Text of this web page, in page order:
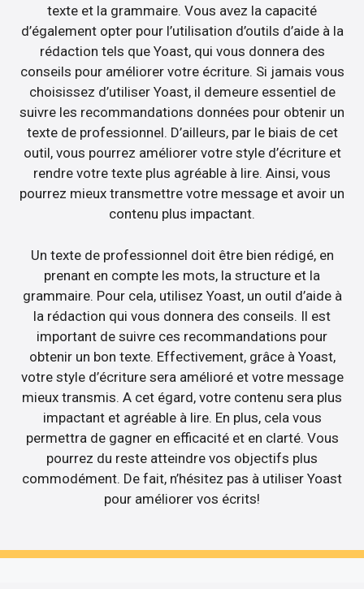
texte et la grammaire. Vous avez la capacité
d’également opter pour l’utilisation d’outils d’aide à la
rédaction tels que Yoast, qui vous donnera des
conseils pour améliorer votre écriture. Si jamais vous
choisissez d’utiliser Yoast, il demeure essentiel de
suivre les recommandations données pour obtenir un
texte de professionnel. D’ailleurs, par le biais de cet
outil, vous pourrez améliorer votre style d’écriture et
rendre votre texte plus agréable à lire. Ainsi, vous
pourrez mieux transmettre votre message et avoir un
contenu plus impactant.
Un texte de professionnel doit être bien rédigé, en
prenant en compte les mots, la structure et la
grammaire. Pour cela, utilisez Yoast, un outil d’aide à
la rédaction qui vous donnera des conseils. Il est
important de suivre ces recommandations pour
obtenir un bon texte. Effectivement, grâce à Yoast,
votre style d’écriture sera amélioré et votre message
mieux transmis. A cet égard, votre contenu sera plus
impactant et agréable à lire. En plus, cela vous
permettra de gagner en efficacité et en clarté. Vous
pourrez du reste atteindre vos objectifs plus
commodément. De fait, n’hésitez pas à utiliser Yoast
pour améliorer vos écrits!